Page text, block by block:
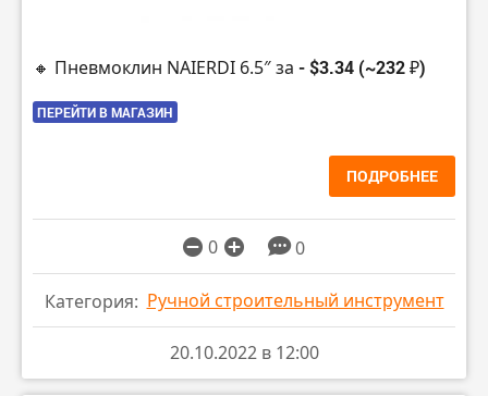
🔸 Пневмоклин NAIERDI 6.5″ за - $3.34 (~232 ₽)
ПЕРЕЙТИ В МАГАЗИН
ПОДРОБНЕЕ
0 0
Категория: Ручной строительный инструмент
20.10.2022 в 12:00